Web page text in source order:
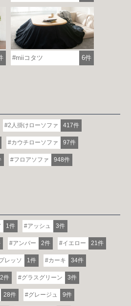
さい。
部日時は予約制
詳しくはこちら
miiコタツ 6件
2人掛けローソファ 417件
カウチローソファ 97件
フロアソファ 948件
1件 アッシュ 3件
アンバー 2件 イエロー 21件
レッソ 1件 カーキ 34件
2件 グラスグリーン 3件
28件 グレージュ 9件